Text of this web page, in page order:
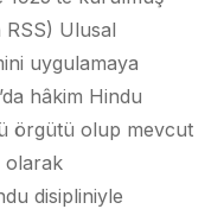
Ulusal
uygulamaya
hâkim Hindu
örgütü olup mevcut
olarak
disipliniyle